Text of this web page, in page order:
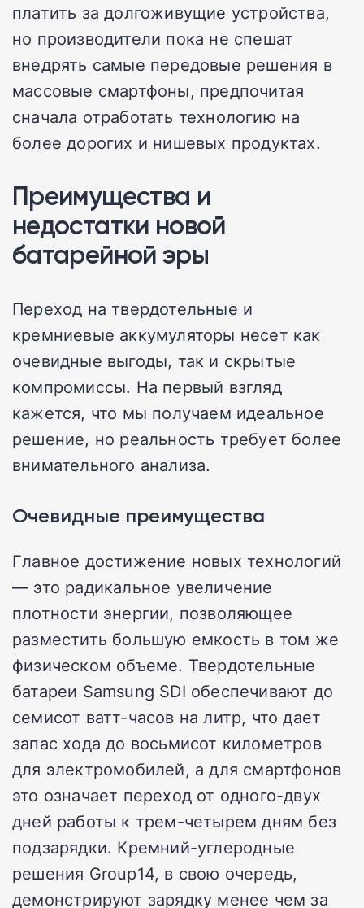
платить за долгоживущие устройства,
но производители пока не спешат
внедрять самые передовые решения в
массовые смартфоны, предпочитая
сначала отработать технологию на
более дорогих и нишевых продуктах.
Преимущества и
недостатки новой
батарейной эры
Переход на твердотельные и
кремниевые аккумуляторы несет как
очевидные выгоды, так и скрытые
компромиссы. На первый взгляд
кажется, что мы получаем идеальное
решение, но реальность требует более
внимательного анализа.
Очевидные преимущества
Главное достижение новых технологий
— это радикальное увеличение
плотности энергии, позволяющее
разместить большую емкость в том же
физическом объеме. Твердотельные
батареи Samsung SDI обеспечивают до
семисот ватт-часов на литр, что дает
запас хода до восьмисот километров
для электромобилей, а для смартфонов
это означает переход от одного-двух
дней работы к трем-четырем дням без
подзарядки. Кремний-углеродные
решения Group14, в свою очередь,
демонстрируют зарядку менее чем за